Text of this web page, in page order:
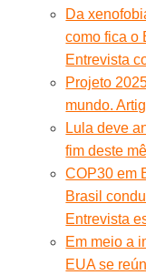
Da
como fica o
Entrevista
Projeto
mundo.
Lula deve
fim deste
COP30 em
Brasil
Entrevista
Em meio a
EUA se